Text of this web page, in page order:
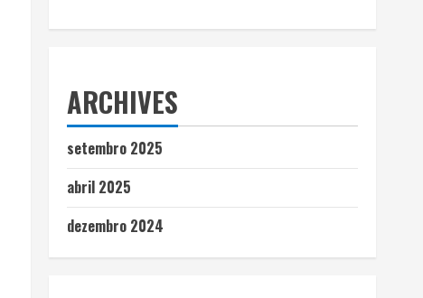
ARCHIVES
setembro 2025
abril 2025
dezembro 2024